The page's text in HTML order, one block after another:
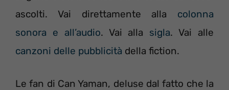
ascolti. Vai direttamente alla colonna
sonora e all’audio. Vai alla sigla. Vai alle
canzoni delle pubblicità della fiction.
Le fan di Can Yaman, deluse dal fatto che la